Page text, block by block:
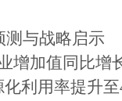
测与战略启示
增加值同比增
利用率提升至